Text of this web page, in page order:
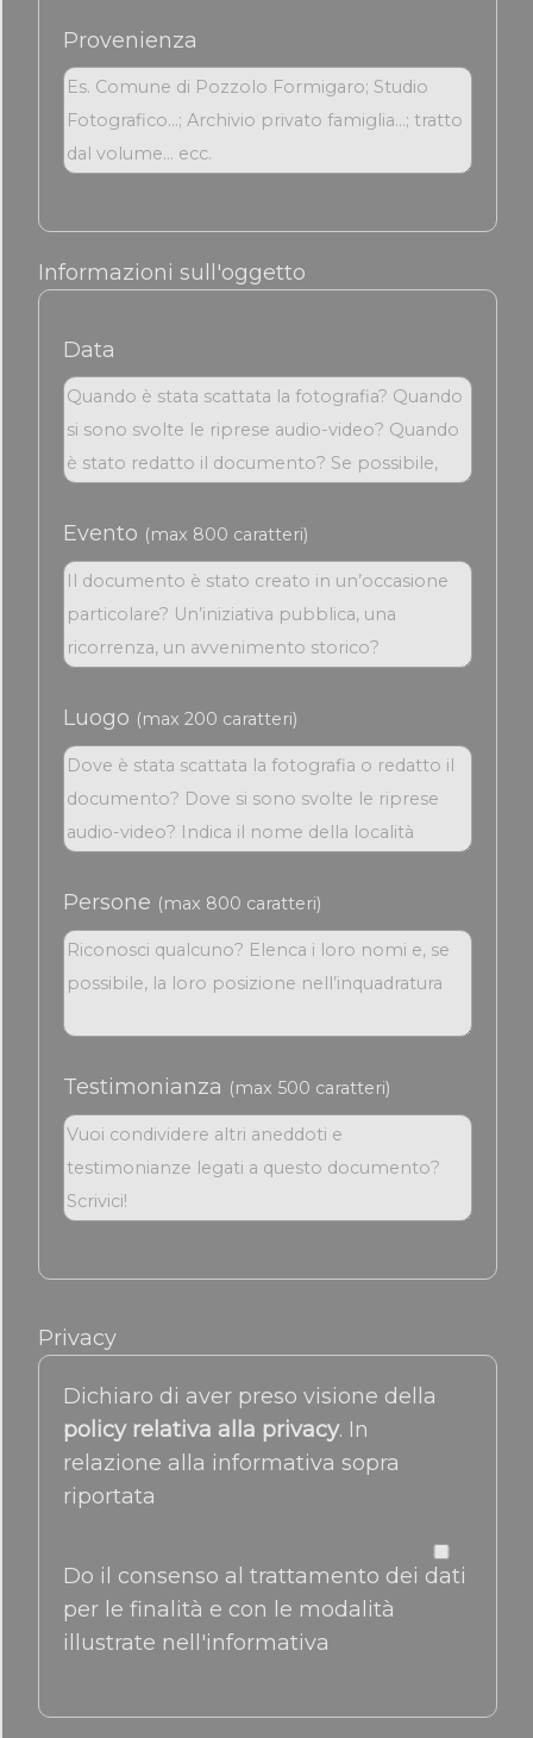
Provenienza
Informazioni sull'oggetto
Data
Evento (max 800 caratteri)
Luogo (max 200 caratteri)
Persone (max 800 caratteri)
Testimonianza (max 500 caratteri)
Privacy
Dichiaro di aver preso visione della
policy relativa alla privacy. In
relazione alla informativa sopra
riportata
Do il consenso al trattamento dei dati
per le finalità e con le modalità
illustrate nell'informativa